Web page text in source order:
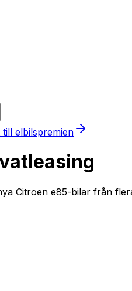
elbilspremien
Citroen e85-bilar från